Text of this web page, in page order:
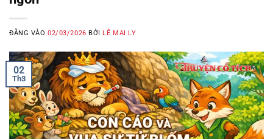
ĐĂNG VÀO02/03/2026 BỞI LÊ MAI LY
02
Th3